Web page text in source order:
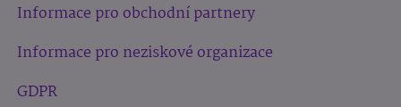
Informace pro obchodní partnery
Informace pro neziskové organizace
GDPR